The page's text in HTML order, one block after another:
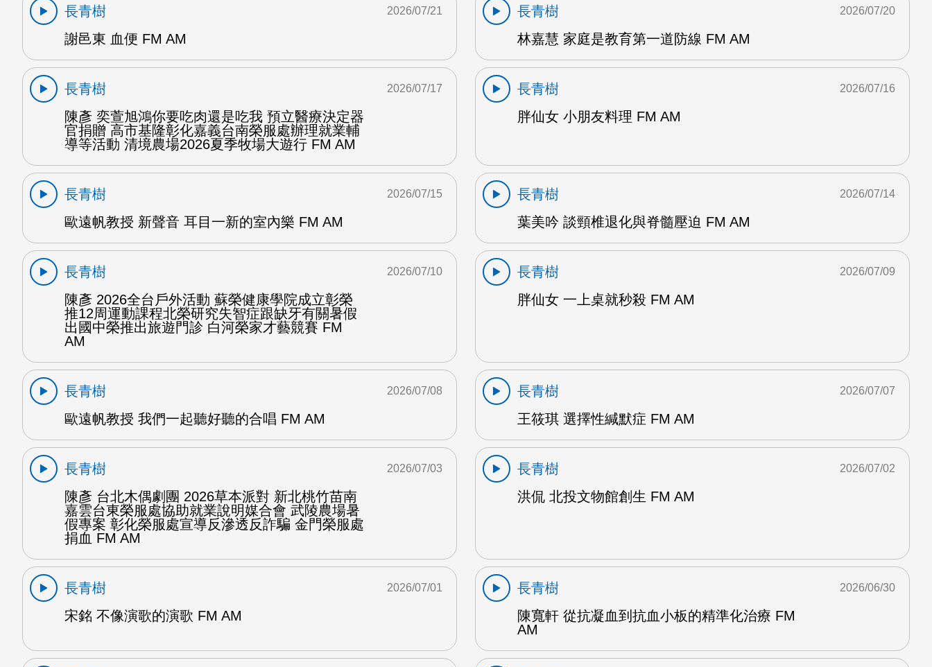
長青樹
謝邑東 血便 FM AM
2026/07/21
長青樹
林嘉慧 家庭是教育第一道防線 FM AM
2026/07/20
長青樹
陳彥 奕萱旭鴻你要吃肉還是吃我 預立醫療決定器
官捐贈 高市基隆彰化嘉義台南榮服處辦理就業輔
導等活動 清境農場2026夏季牧場大遊行 FM AM
2026/07/17
長青樹
胖仙女 小朋友料理 FM AM
2026/07/16
長青樹
歐遠帆教授 新聲音 耳目一新的室內樂 FM AM
2026/07/15
長青樹
葉美吟 談頸椎退化與脊髓壓迫 FM AM
2026/07/14
長青樹
陳彥 2026全台戶外活動 蘇榮健康學院成立彰榮
推12周運動課程北榮研究失智症跟缺牙有關暑假
出國中榮推出旅遊門診 白河榮家才藝競賽 FM
AM
2026/07/10
長青樹
胖仙女 一上桌就秒殺 FM AM
2026/07/09
長青樹
歐遠帆教授 我們一起聽好聽的合唱 FM AM
2026/07/08
長青樹
王筱琪 選擇性緘默症 FM AM
2026/07/07
長青樹
陳彥 台北木偶劇團 2026草本派對 新北桃竹苗南
嘉雲台東榮服處協助就業說明媒合會 武陵農場暑
假專案 彰化榮服處宣導反滲透反詐騙 金門榮服處
捐血 FM AM
2026/07/03
長青樹
洪侃 北投文物館創生 FM AM
2026/07/02
長青樹
宋銘 不像演歌的演歌 FM AM
2026/07/01
長青樹
陳寬軒 從抗凝血到抗血小板的精準化治療 FM
AM
2026/06/30